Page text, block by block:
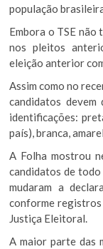
população
Embora o TSE
nos pleitos
eleição anterior
Assim como no
candidatos
identificações:
país), branca,
A Folha mostrou
candidatos de
mudaram a
conforme
Justiça Eleitoral.
A maior parte das